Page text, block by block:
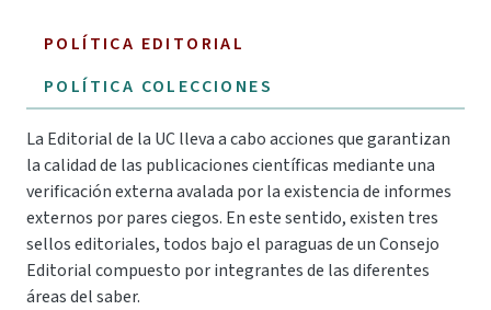
POLÍTICA EDITORIAL
POLÍTICA COLECCIONES
La Editorial de la UC lleva a cabo acciones que garantizan
la calidad de las publicaciones científicas mediante una
verificación externa avalada por la existencia de informes
externos por pares ciegos. En este sentido, existen tres
sellos editoriales, todos bajo el paraguas de un Consejo
Editorial compuesto por integrantes de las diferentes
áreas del saber.